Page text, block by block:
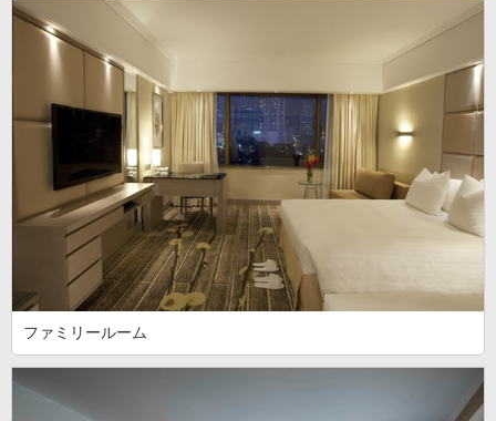
ファミリールーム